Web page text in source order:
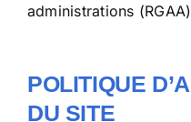
administrations (RGAA)
POLITIQUE
DU SITE